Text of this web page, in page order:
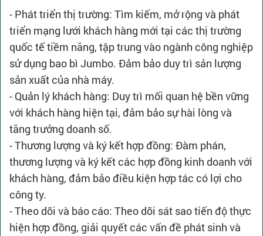
- Phát triển thị trường: Tìm kiếm, mở rộng và phát
triển mạng lưới khách hàng mới tại các thị trường
quốc tế tiềm năng, tập trung vào ngành công nghiệp
sử dụng bao bì Jumbo. Đảm bảo duy trì sản lượng
sản xuất của nhà máy.
- Quản lý khách hàng: Duy trì mối quan hệ bền vững
với khách hàng hiện tại, đảm bảo sự hài lòng và
tăng trưởng doanh số.
- Thương lượng và ký kết hợp đồng: Đàm phán,
thương lượng và ký kết các hợp đồng kinh doanh với
khách hàng, đảm bảo điều kiện hợp tác có lợi cho
công ty.
- Theo dõi và báo cáo: Theo dõi sát sao tiến độ thực
hiện hợp đồng, giải quyết các vấn đề phát sinh và